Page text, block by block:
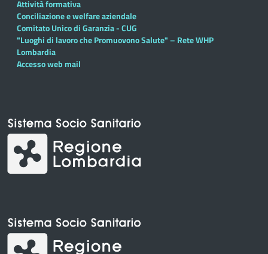
Attività formativa
Conciliazione e welfare aziendale
Comitato Unico di Garanzia - CUG
"Luoghi di lavoro che Promuovono Salute" – Rete WHP
Lombardia
Accesso web mail